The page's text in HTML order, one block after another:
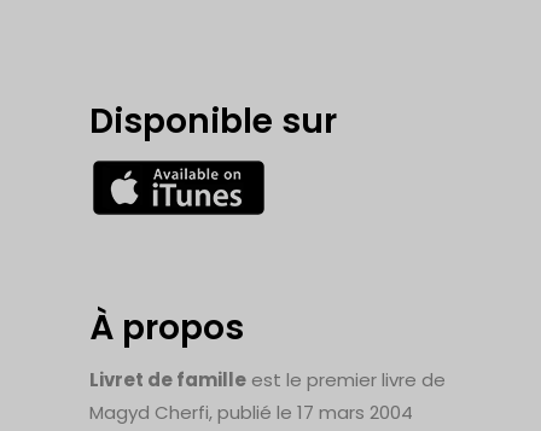
Disponible sur
À propos
Livret de famille est le premier livre de
Magyd Cherfi, publié le 17 mars 2004